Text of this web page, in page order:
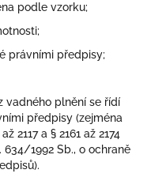
podle vzorku;
právními předpisy;
vadného plnění se řídí
předpisy (zejména
2117 a § 2161 až 2174
1992 Sb., o ochraně